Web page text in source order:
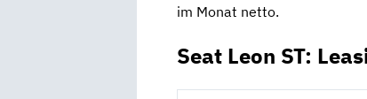
im Monat netto.
Seat Leon ST: